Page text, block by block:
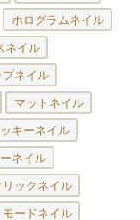
ホログラムネイル
ネイル
プネイル
マットネイル
ッキーネイル
ネイル
リックネイル
モードネイル